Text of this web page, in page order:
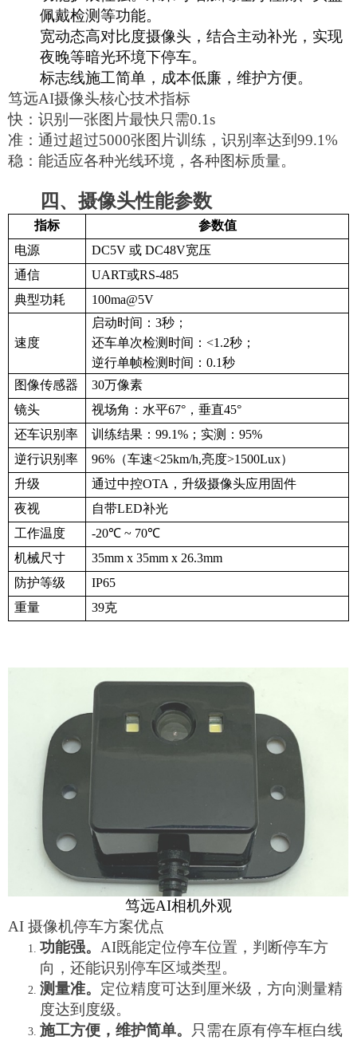
佩戴检测等功能。
宽动态高对比度摄像头，结合主动补光，实现
夜晚等暗光环境下停车。
标志线施工简单，成本低廉，维护方便。
笃远AI摄像头核心技术指标
快：识别一张图片最快只需0.1s
准：通过超过5000张图片训练，识别率达到99.1%
稳：能适应各种光线环境，各种图标质量。
四、 摄像头性能参数
指标
参数值
电源
DC5V 或 DC48V宽压
通信
UART或RS-485
典型功耗
100ma@5V
速度
启动时间：3秒；
还车单次检测时间：<1.2秒；
逆行单帧检测时间：0.1秒
图像传感器
30万像素
镜头
视场角：水平67°，垂直45°
还车识别率
训练结果：99.1%；实测：95%
逆行识别率
96%（车速<25km/h,亮度>1500Lux）
升级
通过中控OTA，升级摄像头应用固件
夜视
自带LED补光
工作温度
-20℃ ~ 70℃
机械尺寸
35mm x 35mm x 26.3mm
防护等级
IP65
重量
39克
笃远AI相机外观
AI 摄像机停车方案优点
功能强。 AI既能定位停车位置，判断停车方
向，还能识别停车区域类型。
测量准。 定位精度可达到厘米级，方向测量精
度达到度级。
施工方便，维护简单。 只需在原有停车框白线